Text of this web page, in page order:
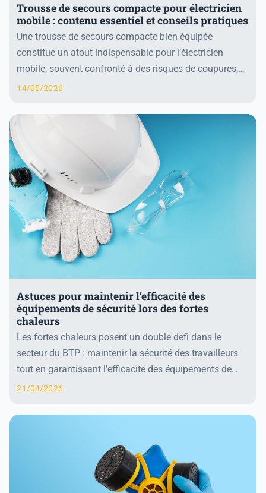
Trousse de secours compacte pour électricien
mobile : contenu essentiel et conseils pratiques
Une trousse de secours compacte bien équipée
constitue un atout indispensable pour l’électricien
mobile, souvent confronté à des risques de coupures,
brûlures et blessures diverses en chantier. Ce gui...
14/05/2026
Astuces pour maintenir l’efficacité des
équipements de sécurité lors des fortes
chaleurs
Les fortes chaleurs posent un double défi dans le
secteur du BTP : maintenir la sécurité des travailleurs
tout en garantissant l’efficacité des équipements de
protection individuelle (EPI). Face à ces...
21/04/2026